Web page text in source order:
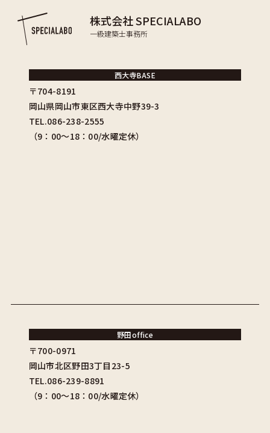
株式会社 SPECIALABO
一級建築士事務所
西大寺BASE
〒704-8191
岡山県岡山市東区西大寺中野39-3
TEL.086-238-2555
（9：00〜18：00/水曜定休）
野田office
〒700-0971
岡山市北区野田3丁目23-5
TEL.086-239-8891
（9：00〜18：00/水曜定休）